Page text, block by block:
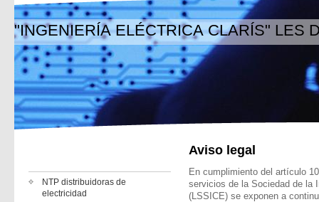
"INGENIERÍA ELÉCTRICA CLARÍS" LES
NTP distribuidoras de
electricidad
Aviso legal
En cumplimiento del artículo
servicios de la Sociedad de la
(LSSICE) se exponen a